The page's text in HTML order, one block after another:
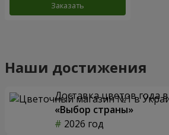
Заказать
Наши достижения
Доставка цветов года
«Выбор страны»
2026 год